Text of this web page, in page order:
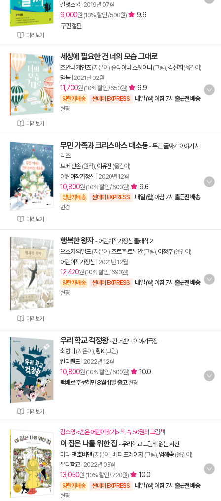
미리보기
길벗스쿨| 2019년 07월
9,000원 (10% 할인 / 500원)
9.6
구판절판
미리보기
세상에 필요한 건 너의 모습 그대로
조안나 게인즈(지은이), 줄리아나 스웨이니 (그림), 김선희 (옮긴이)
템북| 2021년 02월
11,700원 (10% 할인 / 650원) 9.9
양탄자배송 썬데이 EXPRESS 내일 (월) 아침 7시 출근전 배송
변경
미리보기
무민 가족과 크리스마스 대소동-무민 골짜기 이야기 시
리즈
토베 얀손(원작), 이유진 (옮긴이)
어린이작가정신 2020년 12월
10,800원 (10% 할인 / 600원) 9.6
양탄자배송 썬데이 EXPRESS 내일 (월) 아침 7시 출근전 배송
변경
미리보기
행복한 왕자- 어린이작가정신 클래식 2
오스카 와일드(지은이), 조르주 르무안(그림), 이정주(옮긴이)
어린이작가정신 2021년 12월
12,420원 (10% 할인 / 690원)
양탄자배송 썬데이 EXPRESS 내일 (월) 아침 7시 출근전 배송
변경
미리보기
우리 학교 걱정왕-킨더랜드 이야기극장
최형미 (지은이), 황K(그림)
킨더랜드| 2022년 12월
10,800원 (10% 할인 / 600원) 10.0
택배로 주문하면 8월 11일 출고 변경
김소영 <숨은 어린이 찾기> 책 속 50권의 그림책
이 집은 나를 위한 집 -우리학교 그림책 읽는 시간
마리 앤 호버맨(지은이), 베티 프레이저 (그림), 엄혜숙(옮긴이)
우리학교| 2022년 03월
13,050원 (10% 할인 / 720원) 10.0
양탄자배송 썬데이 EXPRESS 내일 (월) 아침 7시 출근전 배송
변경